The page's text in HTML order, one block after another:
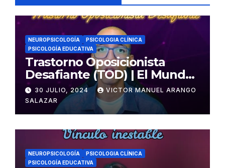
NEUROPSICOLOGÍA
PSICOLOGIA CLÍNICA
PSICOLOGÍA EDUCATIVA
Trastorno Oposicionista
Desafiante (TOD) | El Mundo
Psicológico
30 JULIO, 2024
VICTOR MANUEL ARANGO
SALAZAR
NEUROPSICOLOGÍA
PSICOLOGIA CLÍNICA
PSICOLOGÍA EDUCATIVA